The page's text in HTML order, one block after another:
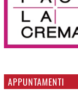
APPUNTAMENTI